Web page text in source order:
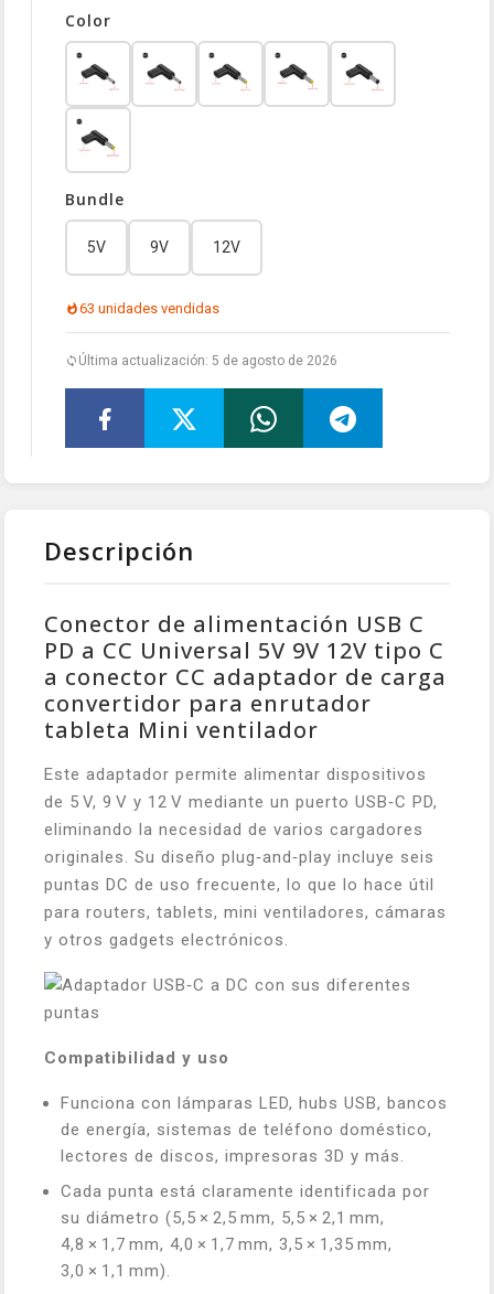
Color
Bundle
5V 9V 12V
63 unidades vendidas
Última actualización: 5 de agosto de 2026
Descripción
Conector de alimentación USB C
PD a CC Universal 5V 9V 12V tipo C
a conector CC adaptador de carga
convertidor para enrutador
tableta Mini ventilador
Este adaptador permite alimentar dispositivos
de 5 V, 9 V y 12 V mediante un puerto USB‑C PD,
eliminando la necesidad de varios cargadores
originales. Su diseño plug‑and‑play incluye seis
puntas DC de uso frecuente, lo que lo hace útil
para routers, tablets, mini ventiladores, cámaras
y otros gadgets electrónicos.
Compatibilidad y uso
Funciona con lámparas LED, hubs USB, bancos
de energía, sistemas de teléfono doméstico,
lectores de discos, impresoras 3D y más.
Cada punta está claramente identificada por
su diámetro (5,5 × 2,5 mm, 5,5 × 2,1 mm,
4,8 × 1,7 mm, 4,0 × 1,7 mm, 3,5 × 1,35 mm,
3,0 × 1,1 mm).